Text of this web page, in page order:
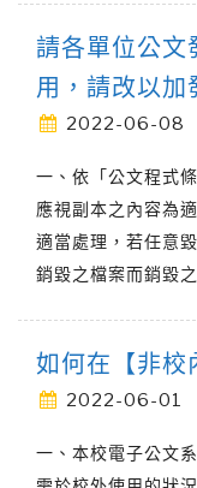
請各單位公文
用，請改以加
2022-06-08
一、依「公文程式
應視副本之內容為
適當處理，若任意
銷毀之檔案而銷毀
如何在【非校
2022-06-01
一、本校電子公文